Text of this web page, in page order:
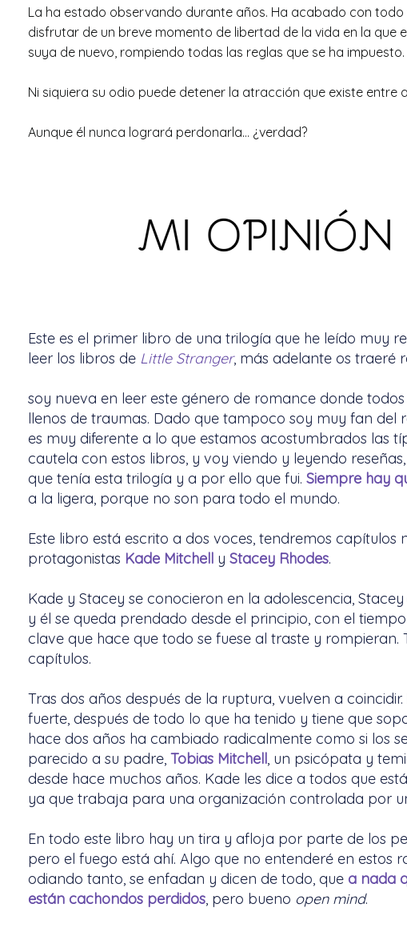
La ha estado observando durante años. Ha acabado con
disfrutar de un breve momento de libertad de la vida en la
suya de nuevo, rompiendo todas las reglas que se ha impuesto.
Ni siquiera su odio puede detener la atracción que existe entre
Aunque él nunca logrará perdonarla… ¿verdad?
Este es el primer libro de una trilogía que he leído muy
leer los libros de Little Stranger, más adelante os traeré
soy nueva en leer este género de romance donde
llenos de traumas. Dado que tampoco soy muy fan del
es muy diferente a lo que estamos acostumbrados las
cautela con estos libros, y voy viendo y leyendo
que tenía esta trilogía y a por ello que fui. Siempre hay
a la ligera, porque no son para todo el mundo.
Este libro está escrito a dos voces, tendremos
protagonistas Kade Mitchell y Stacey Rhodes.
Kade y Stacey se conocieron en la adolescencia,
y él se queda prendado desde el principio, con el
clave que hace que todo se fuese al traste y
capítulos.
Tras dos años después de la ruptura, vuelven a
fuerte, después de todo lo que ha tenido y tiene que
hace dos años ha cambiado radicalmente como si los
parecido a su padre, Tobias Mitchell , un psicópata y
desde hace muchos años. Kade les dice a todos que
ya que trabaja para una organización controlada por
En todo este libro hay un tira y afloja por parte de los
pero el fuego está ahí. Algo que no entenderé en estos
odiando tanto, se enfadan y dicen de todo, que a nada
están cachondos perdidos , pero bueno open mind.